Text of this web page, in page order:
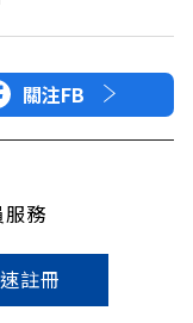
關注FB
務
註冊